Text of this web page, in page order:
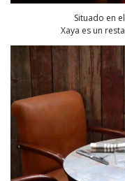
Situado en
Xaya es un